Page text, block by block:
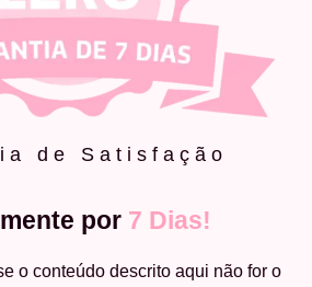
de Satisfação
por 7 Dias!
o conteúdo descrito aqui não for o